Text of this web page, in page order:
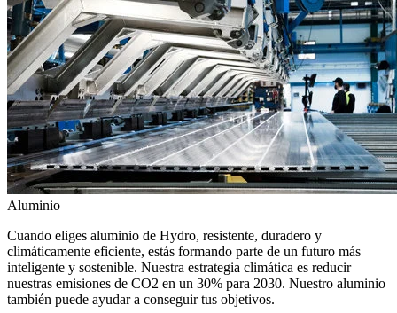
Aluminio
Cuando eliges aluminio de Hydro, resistente, duradero y
climáticamente eficiente, estás formando parte de un futuro más
inteligente y sostenible. Nuestra estrategia climática es reducir
nuestras emisiones de CO2 en un 30% para 2030. Nuestro aluminio
también puede ayudar a conseguir tus objetivos.